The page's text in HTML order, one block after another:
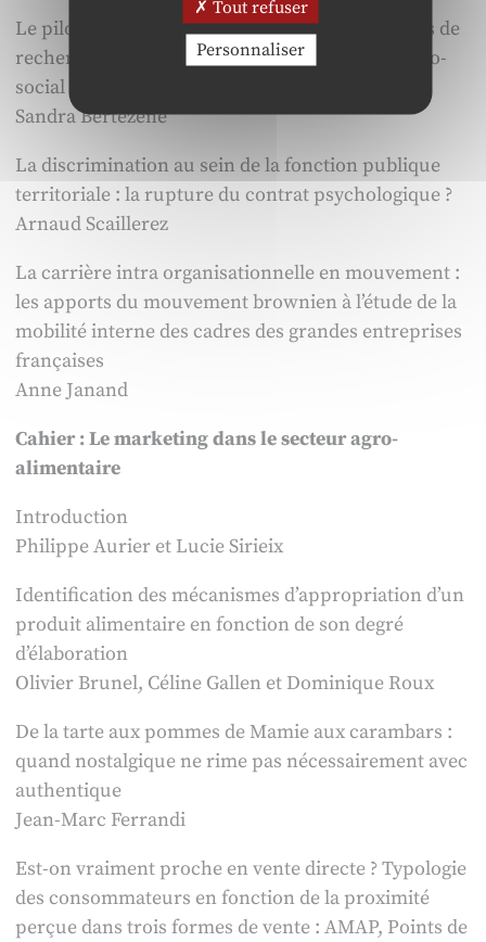
Le pilotage de la performance éthique : résultats de
recherches-interventions dans le secteur médico-
social
Sandra Bertezene
La discrimination au sein de la fonction publique
territoriale : la rupture du contrat psychologique ?
Arnaud Scaillerez
La carrière intra organisationnelle en mouvement :
les apports du mouvement brownien à l’étude de la
mobilité interne des cadres des grandes entreprises
françaises
Anne Janand
Cahier : Le marketing dans le secteur agro-
alimentaire
Introduction
Philippe Aurier et Lucie Sirieix
Identification des mécanismes d’appropriation d’un
produit alimentaire en fonction de son degré
d’élaboration
Olivier Brunel, Céline Gallen et Dominique Roux
De la tarte aux pommes de Mamie aux carambars :
quand nostalgique ne rime pas nécessairement avec
authentique
Jean-Marc Ferrandi
Est-on vraiment proche en vente directe ? Typologie
des consommateurs en fonction de la proximité
perçue dans trois formes de vente : AMAP, Points de
Tout refuser
Personnaliser